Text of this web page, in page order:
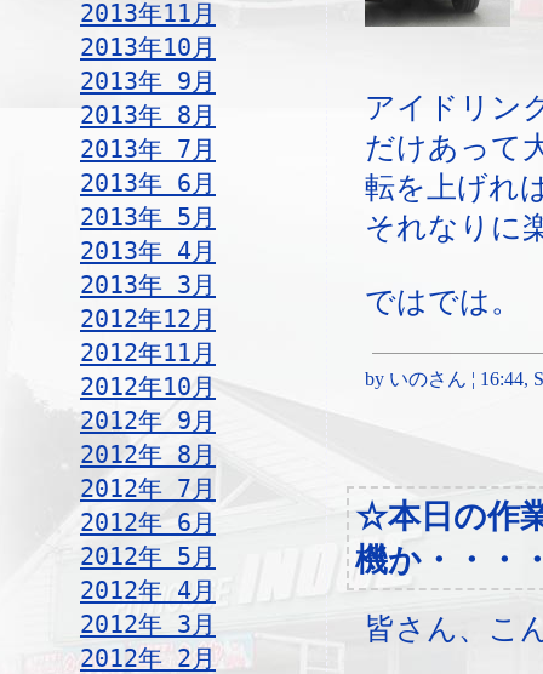
2013年11月
2013年10月
2013年 9月
2013年 8月
2013年 7月
2013年 6月
2013年 5月
2013年 4月
2013年 3月
2012年12月
2012年11月
2012年10月
2012年 9月
2012年 8月
2012年 7月
2012年 6月
2012年 5月
2012年 4月
2012年 3月
2012年 2月
アイドリン
だけあって
転を上げれ
それなりに
ではでは。
by いのさん ¦ 16:44,
☆本日の作
機か・・・
皆さん、こ